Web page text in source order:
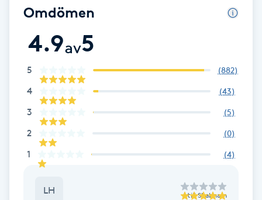
Japansk massage
Katun fransar
Kemisk peeling
Keratinbehandling
Omdömen
4.9av5
5 (882)
4 (43)
3 (5)
2 (0)
1 (4)
LH till Shabnam